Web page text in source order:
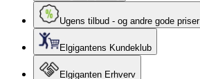
Ugens tilbud - og andre gode priser
Elgigantens Kundeklub
Elgiganten Erhverv